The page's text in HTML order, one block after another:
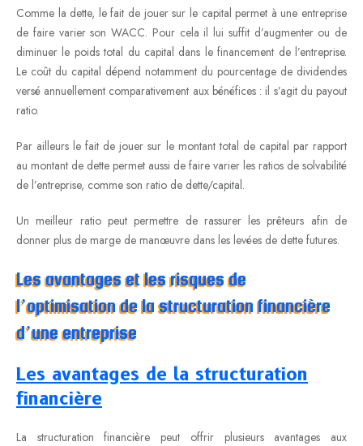
Comme la dette, le fait de jouer sur le capital permet à une entreprise
de faire varier son WACC. Pour cela il lui suffit d’augmenter ou de
diminuer le poids total du capital dans le financement de l’entreprise.
Le coût du capital dépend notamment du pourcentage de dividendes
versé annuellement comparativement aux bénéfices : il s’agit du payout
ratio.
Par ailleurs le fait de jouer sur le montant total de capital par rapport
au montant de dette permet aussi de faire varier les ratios de solvabilité
de l’entreprise, comme son ratio de dette/capital.
Un meilleur ratio peut permettre de rassurer les prêteurs afin de
donner plus de marge de manœuvre dans les levées de dette futures.
Les avantages et les risques de
l’optimisation de la structuration financière
d’une entreprise
Les avantages de la structuration
financière
La structuration financière peut offrir plusieurs avantages aux